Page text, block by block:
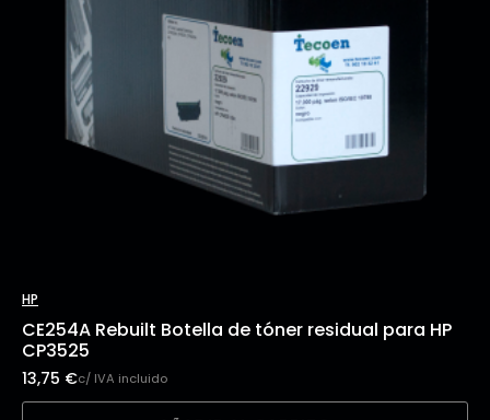
HP
CE254A Rebuilt Botella de tóner residual para HP
CP3525
13,75 €c/ IVA incluido